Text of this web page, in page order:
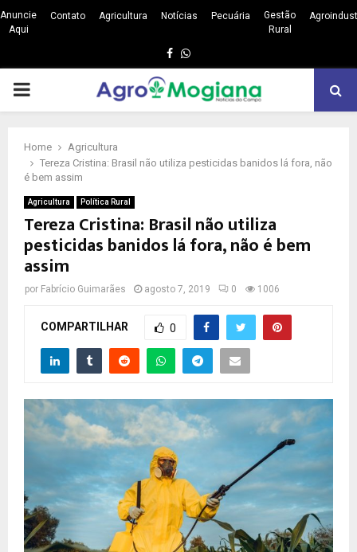
Anuncie
Aqui
Contato Agricultura Notícias Pecuária
Gestão
Rural
Facebook
Whatsapp
PRIMARY
Home
Agricultura
Tereza Cristina: Brasil não utiliza pesticidas banidos lá fora, não
é bem assim
Agricultura Política Rural
Tereza Cristina: Brasil não utiliza
pesticidas banidos lá fora, não é bem
assim
por Fabrício Guimarães agosto 7, 2019 0 1006
COMPARTILHAR 0